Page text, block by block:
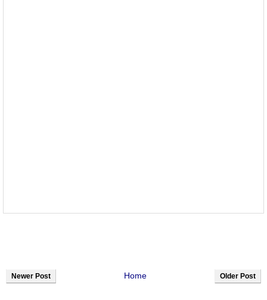
Newer Post Older Post
Home